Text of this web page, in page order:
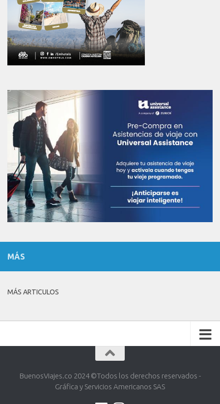
MÁS
MÁS ARTICULOS
BuenosViajes.co 2024 ©️Todos los derechos reservados -
Gráfica y Servicios Americanos SAS